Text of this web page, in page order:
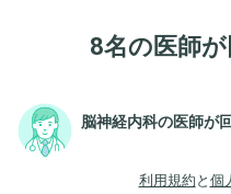
8名の医師
脳神経内科の医師が
利用規約 と 個